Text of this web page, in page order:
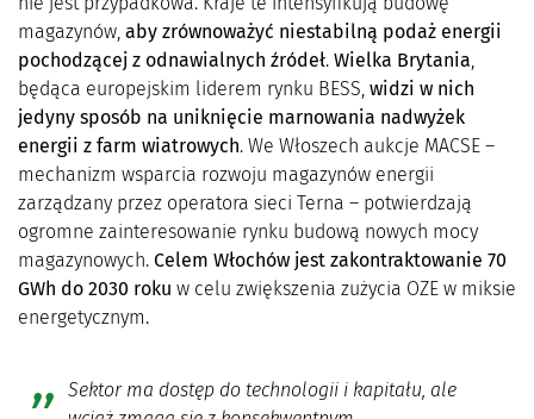
magazynów, aby zrównoważyć niestabilną podaż energii
pochodzącej z odnawialnych źródeł. Wielka Brytania
będąca europejskim liderem rynku BESS, widzi w nich
jedyny sposób na uniknięcie marnowania nadwyżek
energii z farm wiatrowych. We Włoszech aukcje MACSE –
mechanizm wsparcia rozwoju magazynów energii
zarządzany przez operatora sieci Terna – potwierdzają
ogromne zainteresowanie rynku budową nowych mocy
magazynowych. Celem Włochów jest zakontraktowanie 70
GWh do 2030 roku w celu zwiększenia zużycia OZE w miksie
energetycznym.
Sektor ma dostęp do technologii i kapitału, ale